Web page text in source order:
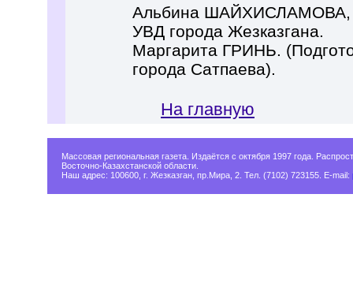
Альбина ШАЙХИСЛАМОВА,
УВД города Жезказгана.
Маргарита ГРИНЬ.
города Сатпаева).
На главную
Массовая региональная газета. Издаётся с октября 1997 года.
Восточно-Казахстанской области.
Наш адрес: 100600, г. Жезказган, пр.Мира, 2. Тел. (7102) 723155. E-mail: